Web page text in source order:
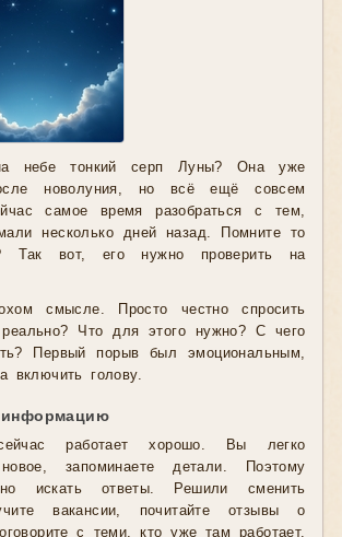
небе тонкий серп Луны? Она уже
новолуния, но всё ещё совсем
самое время разобраться с тем,
несколько дней назад. Помните то
Так вот, его нужно проверить на
смысле. Просто честно спросить
Что для этого нужно? С чего
Первый порыв был эмоциональным,
включить голову.
работает хорошо. Вы легко
запоминаете детали. Поэтому
искать ответы. Решили сменить
вакансии, почитайте отзывы о
с теми, кто уже там работает.